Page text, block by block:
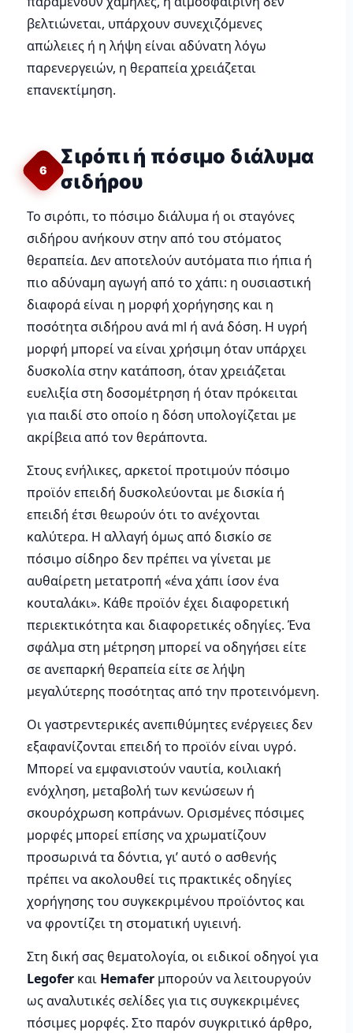
βελτιώνεται, υπάρχουν συνεχιζόμενες
απώλειες ή η λήψη είναι αδύνατη λόγω
παρενεργειών, η θεραπεία χρειάζεται
επανεκτίμηση.
6
Σιρόπι ή πόσιμο διάλυμα
σιδήρου
Το σιρόπι, το πόσιμο διάλυμα ή οι σταγόνες
σιδήρου ανήκουν στην από του στόματος
θεραπεία. Δεν αποτελούν αυτόματα πιο ήπια ή
πιο αδύναμη αγωγή από το χάπι: η ουσιαστική
διαφορά είναι η μορφή χορήγησης και η
ποσότητα σιδήρου ανά ml ή ανά δόση. Η υγρή
μορφή μπορεί να είναι χρήσιμη όταν υπάρχει
δυσκολία στην κατάποση, όταν χρειάζεται
ευελιξία στη δοσομέτρηση ή όταν πρόκειται
για παιδί στο οποίο η δόση υπολογίζεται με
ακρίβεια από τον θεράποντα.
Στους ενήλικες, αρκετοί προτιμούν πόσιμο
προϊόν επειδή δυσκολεύονται με δισκία ή
επειδή έτσι θεωρούν ότι το ανέχονται
καλύτερα. Η αλλαγή όμως από δισκίο σε
πόσιμο σίδηρο δεν πρέπει να γίνεται με
αυθαίρετη μετατροπή «ένα χάπι ίσον ένα
κουταλάκι». Κάθε προϊόν έχει διαφορετική
περιεκτικότητα και διαφορετικές οδηγίες. Ένα
σφάλμα στη μέτρηση μπορεί να οδηγήσει είτε
σε ανεπαρκή θεραπεία είτε σε λήψη
μεγαλύτερης ποσότητας από την προτεινόμενη.
Οι γαστρεντερικές ανεπιθύμητες ενέργειες δεν
εξαφανίζονται επειδή το προϊόν είναι υγρό.
Μπορεί να εμφανιστούν ναυτία, κοιλιακή
ενόχληση, μεταβολή των κενώσεων ή
σκουρόχρωση κοπράνων. Ορισμένες πόσιμες
μορφές μπορεί επίσης να χρωματίζουν
προσωρινά τα δόντια, γι’ αυτό ο ασθενής
πρέπει να ακολουθεί τις πρακτικές οδηγίες
χορήγησης του συγκεκριμένου προϊόντος και
να φροντίζει τη στοματική υγιεινή.
Στη δική σας θεματολογία, οι ειδικοί οδηγοί για
Legofer και Hemafer μπορούν να λειτουργούν
ως αναλυτικές σελίδες για τις συγκεκριμένες
πόσιμες μορφές. Στο παρόν συγκριτικό άρθρο,